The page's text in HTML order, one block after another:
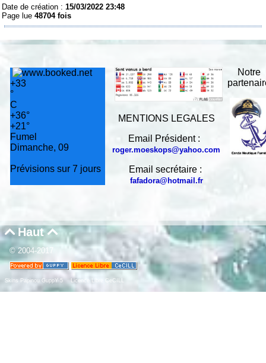
Date de création :15/03/2022 23:48
Page lue48704 fois
+33
°
C
+36°
+21°
Fumel
Dimanche, 09
Prévisions sur 7 jours
MENTIONS LEGALES
Email Président :
roger.moeskops@yahoo.com
Email secrétaire :
fafadora@hotmail.fr
Notre
Haut 
© 2004-2017
Skins Papinou GuppY 5 Licence Libre CeCILL